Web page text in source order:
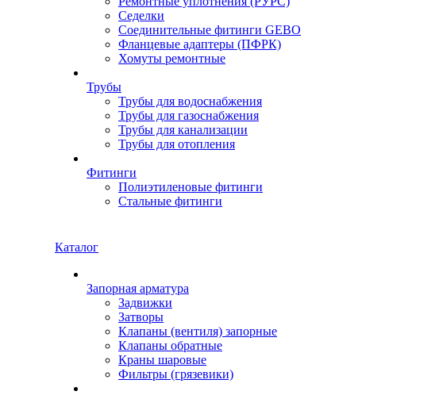
Седелки
Соединительные фитинги GEBO
Фланцевые адаптеры (ПФРК)
Хомуты ремонтные
Трубы
Трубы для водоснабжения
Трубы для газоснабжения
Трубы для канализации
Трубы для отопления
Фитинги
Полиэтиленовые фитинги
Стальные фитинги
Каталог
Запорная арматура
Задвижки
Затворы
Клапаны (вентиля) запорные
Клапаны обратные
Краны шаровые
Фильтры (грязевики)